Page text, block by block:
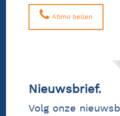
Atimo bellen
Nieuwsbrief.
Volg onze